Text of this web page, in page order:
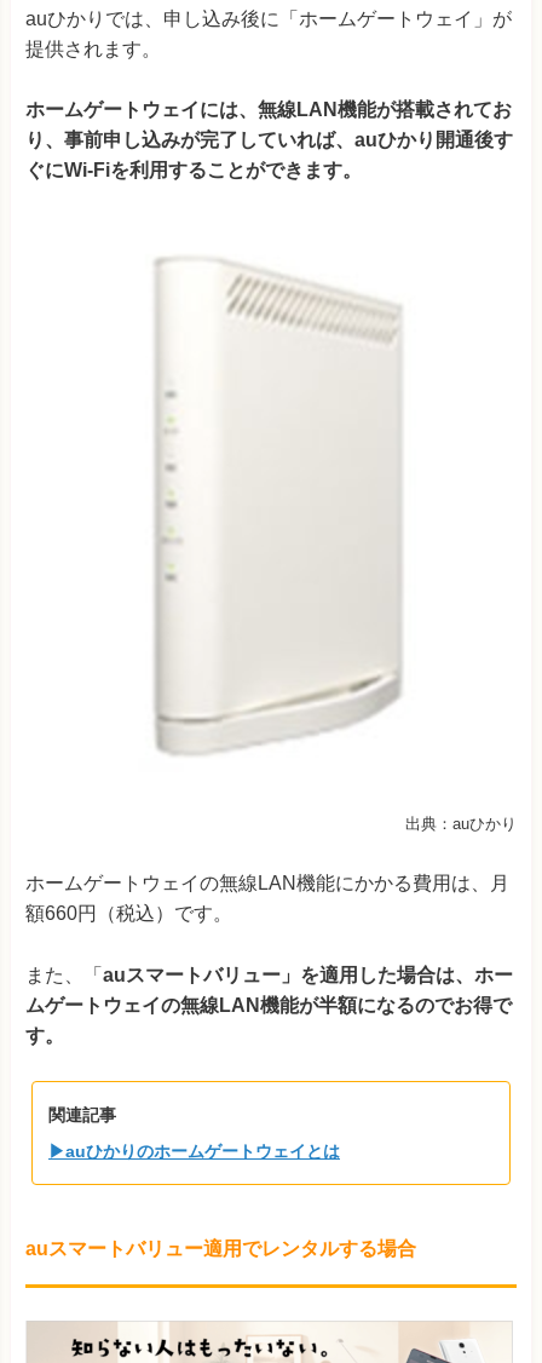
auひかりでは、申し込み後に「ホームゲートウェイ」が
提供されます。
ホームゲートウェイには、無線LAN機能が搭載されてお
り、事前申し込みが完了していれば、auひかり開通後す
ぐにWi-Fiを利用することができます。
出典：auひかり
ホームゲートウェイの無線LAN機能にかかる費用は、月
額660円（税込）です。
また、「 auスマートバリュー」を適用した場合は、ホー
ムゲートウェイの無線LAN機能が半額になるのでお得で
す。
関連記事
▶auひかりのホームゲートウェイとは
auスマートバリュー適用でレンタルする場合